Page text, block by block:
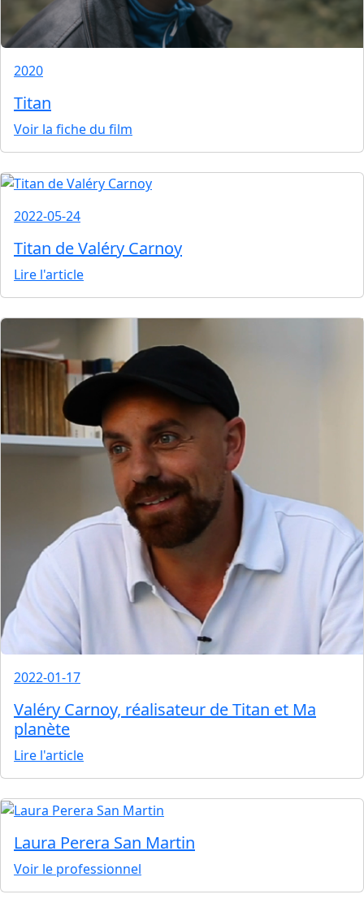
2020
Titan
Voir la fiche du film
2022-05-24
Titan de Valéry Carnoy
Lire l'article
2022-01-17
Valéry Carnoy, réalisateur de Titan et Ma
planète
Lire l'article
Laura Perera San Martin
Voir le professionnel